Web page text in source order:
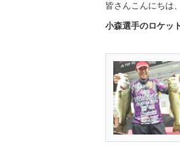
皆さんこんにちは
小森選手のロケッ